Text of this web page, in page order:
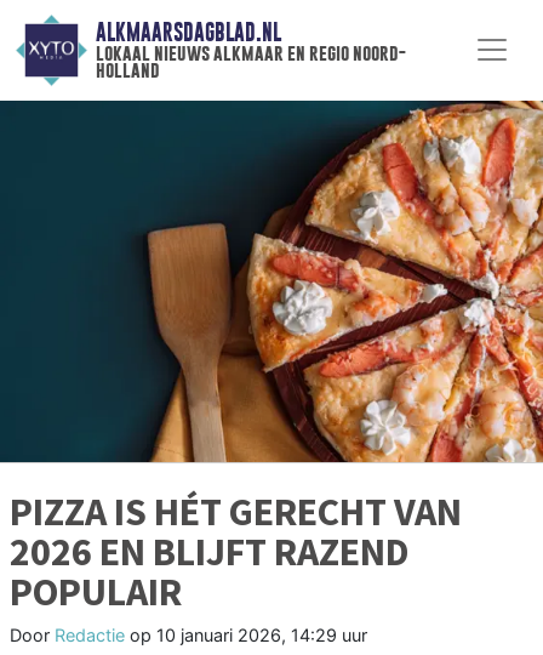
ALKMAARSDAGBLAD.NL
lokaal nieuws alkmaar en regio noord-
holland
PIZZA IS HÉT GERECHT VAN
2026 EN BLIJFT RAZEND
POPULAIR
Door Redactie op 10 januari 2026, 14:29 uur